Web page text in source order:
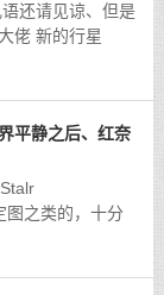
还请见谅、但是
佬 新的行星
面和设定图之
平静之后、红奈
图之类的，十分